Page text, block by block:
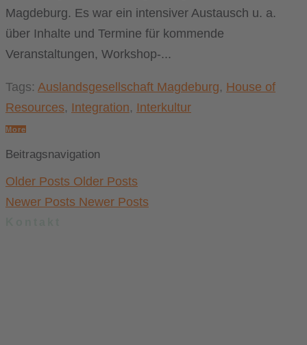
Magdeburg. Es war ein intensiver Austausch u. a.
über Inhalte und Termine für kommende
Veranstaltungen, Workshop-...
Tags: Auslandsgesellschaft Magdeburg, House of
Resources, Integration, Interkultur
More
Beitragsnavigation
Older Posts Older Posts
Newer Posts Newer Posts